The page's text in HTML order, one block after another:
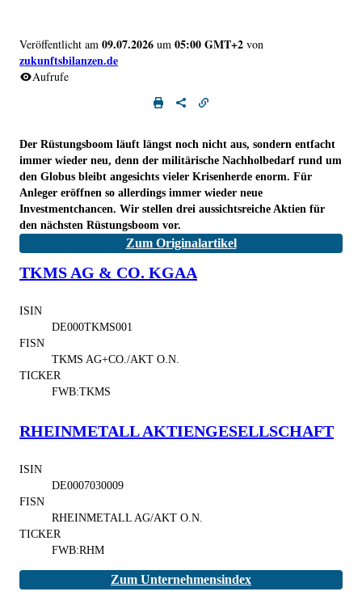
Veröffentlicht am 09.07.2026 um 05:00 GMT+2 von
zukunftsbilanzen.de
Aufrufe
Der Rüstungsboom läuft längst noch nicht aus, sondern entfacht
immer wieder neu, denn der militärische Nachholbedarf rund um
den Globus bleibt angesichts vieler Krisenherde enorm. Für
Anleger eröffnen so allerdings immer wieder neue
Investmentchancen. Wir stellen drei aussichtsreiche Aktien für
den nächsten Rüstungsboom vor.
Zum Originalartikel
TKMS AG & CO. KGAA
ISIN
DE000TKMS001
FISN
TKMS AG+CO./AKT O.N.
TICKER
FWB:TKMS
RHEINMETALL AKTIENGESELLSCHAFT
ISIN
DE0007030009
FISN
RHEINMETALL AG/AKT O.N.
TICKER
FWB:RHM
Zum Unternehmensindex